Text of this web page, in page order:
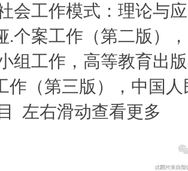
会工作模式：理论与
.个案工作（第二版）
组工作，高等教育出
作（第三版），中国
左右滑动查看更多